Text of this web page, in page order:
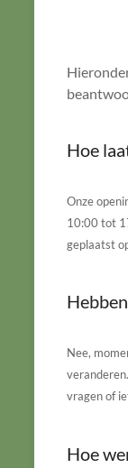
Hoe
Onze
10:00 tot
geplaatst
Nee,
vragen of
Hoe